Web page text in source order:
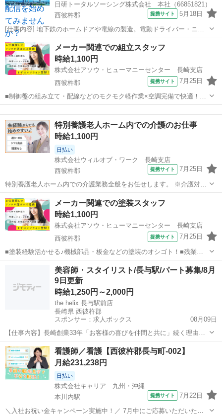
日研トータルソーシング株式会社 本社（66851821）
西彼杵郡
提携サイト 5月18日
[仕事内容] 地下鉄のホームドアや電線の製造。電動ドライバー・ニッ
パー・圧着工具などを使用した組立、検査、その他付随する作業。 ※
業務の変更、就業場所の変更の範囲、契約更新の基準については面談
時にお伝えします。 ◎この他...
長崎 西彼杵郡 工場
メーカー関連での組立スタッフ
時給1,100円
株式会社アソウ・ヒューマニーセンター 長崎支店
西彼杵郡
提携サイト 7月25日
■制御盤の組み立て・配線などのモクモク軽作業×空調完備で快適！あ
なたのご経験を活かして働けます♪■残業なし×17時定時×日祝お休み■
車通勤OK×無料駐車場完備！バス停からもスグです！制服は着用した
まま通勤OK◎ 工場内にて...
特別養護老人ホーム内での介護のお仕事
時給1,100円
日払い
株式会社ウィルオブ・ワーク 長崎支店
西彼杵郡
提携サイト 7月25日
特別養護老人ホーム内での介護業務全般をお任せします。 ※介護対象
は要介護3以上の高齢者となります。 ・入浴介助(衣類の着脱補助、洗
髪、洗顔、体洗い補助など) ・食事介助(食事摂取のサポート、声掛
け、見守り、配膳など) ・排泄...
長崎 西彼杵郡 その他
メーカー関連での塗装スタッフ
時給1,100円
株式会社アソウ・ヒューマニーセンター 長崎支店
西彼杵郡
提携サイト 7月25日
■塗装経験活かせる♪機械部品・板金などの塗装のオシゴト！■残業ナ
シ！17時で定時退社◎プライベート時間もしっかり確保できてウレシ
イ♪■バス停すぐ！車通勤もOK×無料駐車場完備◎制服は着用したまま
通勤OKで朝の服装選びもラクラ...
西彼杵郡 その他
美容師・スタイリスト/長与駅/パート募集/8月
9日更新
時給1,250円～2,000円
the helix 長与駅前店
長崎県 西彼杵郡
スポンサー：求人ボックス
08月09日
【仕事内容】長崎創業33年「お客様の喜びを仲間と共に」続く理由が
ある。今、美容師を楽しもう! <募集職種> 美容師 <仕事内容> お客様
のご要望に合わせたカット、カラー、パーマの施術。 マツエク、ワッ
クス脱毛もヘッドスパは社内外で...
アルバイト・パート
看護師／看護【西彼杵郡長与町-002】
月給231,238円
日払い
株式会社キャリア 九州・沖縄
本川内駅
提携サイト 7月22日
＼入社お祝い金キャンペーン実施中！／ 7月中にご応募いただいた方